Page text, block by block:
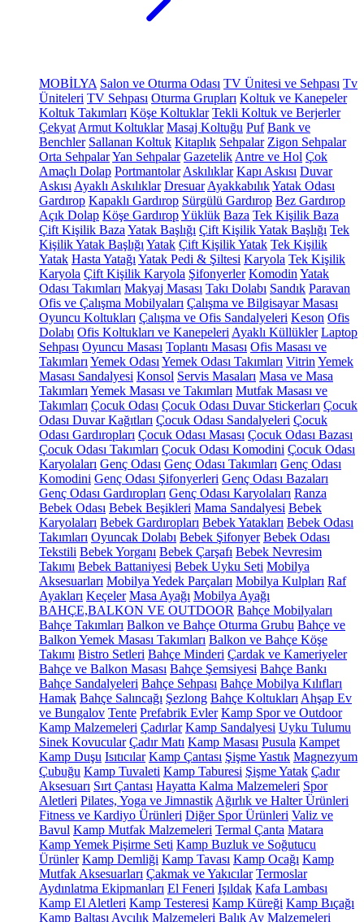
MOBİLYA Salon ve Oturma Odası TV Ünitesi ve Sehpası Tv
Üniteleri TV Sehpası Oturma Grupları Koltuk ve Kanepeler
Koltuk Takımları Köşe Koltuklar Tekli Koltuk ve Berjerler
Çekyat Armut Koltuklar Masaj Koltuğu Puf Bank ve
Benchler Sallanan Koltuk Kitaplık Sehpalar Zigon Sehpalar
Orta SehpalarYan Sehpalar Gazetelik Antre ve Hol Çok
Amaçlı Dolap Portmantolar Askılıklar Kapı Askısı Duvar
Askısı Ayaklı Askılıklar Dresuar AyakkabılıkYatak Odası
Gardırop Kapaklı Gardırop Sürgülü Gardırop Bez Gardırop
Açık Dolap Köşe GardıropYüklük Baza Tek Kişilik Baza
Çift Kişilik Baza Yatak Başlığı Çift Kişilik Yatak Başlığı Tek
Kişilik Yatak Başlığı Yatak Çift Kişilik Yatak Tek Kişilik
Yatak Hasta Yatağı Yatak Pedi & Şiltesi Karyola Tek Kişilik
Karyola Çift Kişilik Karyola Şifonyerler Komodin Yatak
Odası Takımları Makyaj Masası Takı Dolabı Sandık Paravan
Ofis ve Çalışma Mobilyaları Çalışma ve Bilgisayar Masası
Oyuncu Koltukları Çalışma ve Ofis Sandalyeleri Keson Ofis
Dolabı Ofis Koltukları ve Kanepeleri Ayaklı Küllükler Laptop
Sehpası Oyuncu Masası Toplantı Masası Ofis Masası ve
Takımları Yemek Odası Yemek Odası Takımları Vitrin Yemek
Masası Sandalyesi Konsol Servis Masaları Masa ve Masa
Takımları Yemek Masası ve Takımları Mutfak Masası ve
Takımları Çocuk Odası Çocuk Odası Duvar Stickerları Çocuk
Odası Duvar Kağıtları Çocuk Odası Sandalyeleri Çocuk
Odası Gardıropları Çocuk Odası Masası Çocuk Odası Bazası
Çocuk Odası Takımları Çocuk Odası Komodini Çocuk Odası
Karyolaları Genç Odası Genç Odası Takımları Genç Odası
Komodini Genç Odası Şifonyerleri Genç Odası Bazaları
Genç Odası Gardıropları Genç Odası Karyolaları Ranza
Bebek Odası Bebek Beşikleri Mama Sandalyesi Bebek
Karyolaları Bebek Gardıropları Bebek Yatakları Bebek Odası
Takımları Oyuncak Dolabı Bebek Şifonyer Bebek Odası
Tekstili Bebek Yorganı Bebek Çarşafı Bebek Nevresim
Takımı Bebek Battaniyesi Bebek Uyku Seti Mobilya
Aksesuarları Mobilya Yedek Parçaları Mobilya Kulpları Raf
Ayakları Keçeler Masa Ayağı Mobilya Ayağı
BAHÇE,BALKON VE OUTDOOR Bahçe Mobilyaları
Bahçe Takımları Balkon ve Bahçe Oturma Grubu Bahçe ve
Balkon Yemek Masası Takımları Balkon ve Bahçe Köşe
Takımı Bistro Setleri Bahçe Minderi Çardak ve Kameriyeler
Bahçe ve Balkon Masası Bahçe Şemsiyesi Bahçe Bankı
Bahçe Sandalyeleri Bahçe Sehpası Bahçe Mobilya Kılıfları
Hamak Bahçe Salıncağı Şezlong Bahçe Koltukları Ahşap Ev
ve Bungalov Tente Prefabrik Evler Kamp Spor ve Outdoor
Kamp Malzemeleri Çadırlar Kamp Sandalyesi Uyku Tulumu
Sinek Kovucular Çadır Matı Kamp Masası Pusula Kampet
Kamp Duşu Isıtıcılar Kamp Çantası Şişme Yastık Magnezyum
Çubuğu Kamp Tuvaleti Kamp Taburesi Şişme Yatak Çadır
Aksesuarı Sırt Çantası Hayatta Kalma Malzemeleri Spor
Aletleri Pilates, Yoga ve Jimnastik Ağırlık ve Halter Ürünleri
Fitness ve Kardiyo Ürünleri Diğer Spor Ürünleri Valiz ve
Bavul Kamp Mutfak Malzemeleri Termal Çanta Matara
Kamp Yemek Pişirme Seti Kamp Buzluk ve Soğutucu
Ürünler Kamp Demliği Kamp Tavası Kamp Ocağı Kamp
Mutfak Aksesuarları Çakmak ve Yakıcılar Termoslar
Aydınlatma Ekipmanları El Feneri Işıldak Kafa Lambası
Kamp El Aletleri Kamp Testeresi Kamp Küreği Kamp Bıçağı
Kamp Baltası Avcılık Malzemeleri Balık Av Malzemeleri